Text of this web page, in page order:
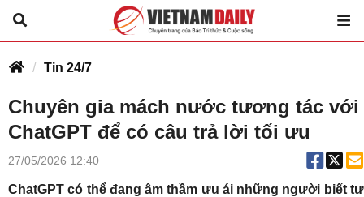
Tin 24/7
Chuyên gia mách nước tương tác với
ChatGPT để có câu trả lời tối ưu
27/05/2026 12:40
ChatGPT có thể đang âm thầm ưu ái những người biết tư